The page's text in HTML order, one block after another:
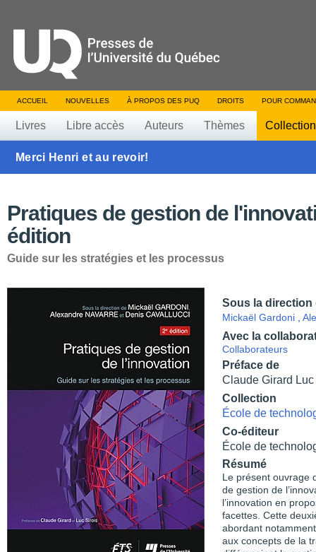
ACCUEIL NOUVELLES À PROPOS DES PUQ DROITS POUR
Livres Libre accès Auteurs Thèmes
Merci Henri et au revoir!
Pratiques de gestion de
édition
Guide sur les stratégies et les processus
Sous la direction
Mickaël Gardoni
Avec la
Collaborateurs
Préface de
Claude Girard
Collection
École de
Co-éditeur
École de
Résumé
Le présent ouvrage
de gestion de
l’innovation en
facettes. Cette
abordant
aux concepts de la